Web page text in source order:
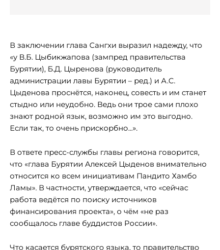
В заключении глава Сангхи выразил надежду, что
«у В.Б. Цыбикжапова (зампред правительства
Бурятии), Б.Д. Цыренова (руководитель
администрации лавы Бурятии – ред.) и А.С.
Цыденова проснётся, наконец, совесть и им станет
стыдно или неудобно. Ведь они трое сами плохо
знают родной язык, возможно им это выгодно.
Если так, то очень прискорбно...».
В ответе пресс-службы главы региона говорится,
что «глава Бурятии Алексей Цыденов внимательно
относится ко всем инициативам Пандито Хамбо
Ламы». В частности, утверждается, что «сейчас
работа ведётся по поиску источников
финансирования проекта», о чём «не раз
сообщалось главе буддистов России».
Что касается бурятского языка, то правительство